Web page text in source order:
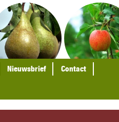
Nieuwsbrief Contact